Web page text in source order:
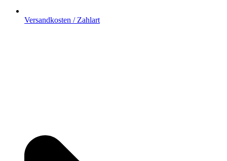
Versandkosten / Zahlart